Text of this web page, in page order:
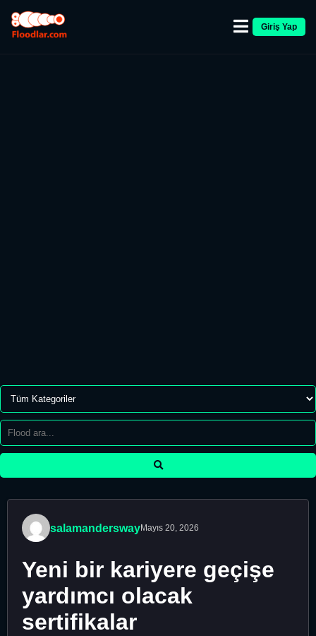
Giriş Yap
salamanderswayMayıs 20, 2026
Yeni bir kariyere geçişe
yardımcı olacak
sertifikalar